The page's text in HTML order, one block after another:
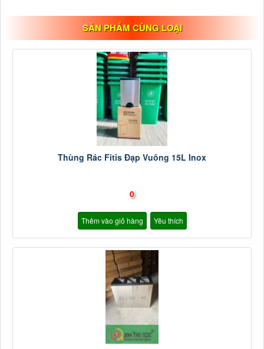
SẢN PHẨM CÙNG LOẠI
Thùng Rác Fitis Đạp Vuông 15L Inox
0
Thêm vào giỏ hàng Yêu thích